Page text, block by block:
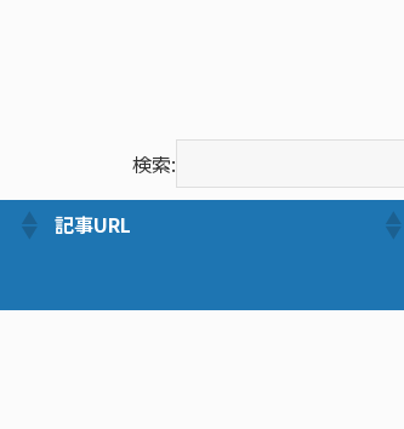
検索:
記事URL